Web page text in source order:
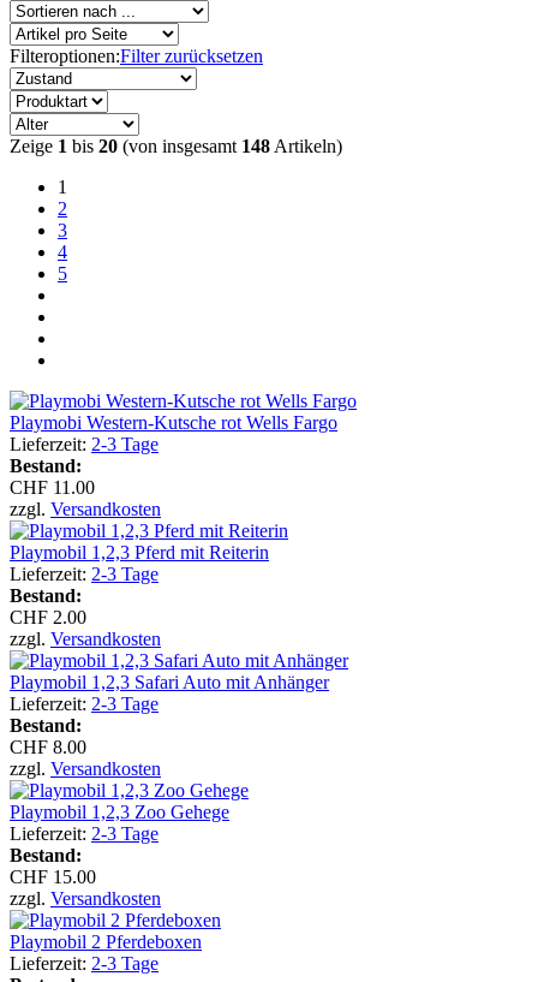
Filteroptionen:Filter zurücksetzen
Zeige 1 bis 20 (von insgesamt 148 Artikeln)
1
2
3
4
5
Playmobi Western-Kutsche rot Wells Fargo
Lieferzeit: 2-3 Tage
Bestand:
CHF 11.00
zzgl. Versandkosten
Playmobil 1,2,3 Pferd mit Reiterin
Lieferzeit: 2-3 Tage
Bestand:
CHF 2.00
zzgl. Versandkosten
Playmobil 1,2,3 Safari Auto mit Anhänger
Lieferzeit: 2-3 Tage
Bestand:
CHF 8.00
zzgl. Versandkosten
Playmobil 1,2,3 Zoo Gehege
Lieferzeit: 2-3 Tage
Bestand:
CHF 15.00
zzgl. Versandkosten
Playmobil 2 Pferdeboxen
Lieferzeit: 2-3 Tage